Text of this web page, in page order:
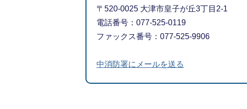
〒520-0025 大津市皇子が丘3丁目2-1
​​​​​​​電話番号：077-525-0119
ファックス番号：077-525-9906
中消防署にメールを送る